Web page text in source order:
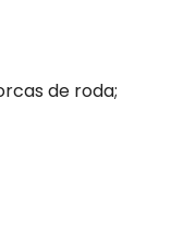
de roda;